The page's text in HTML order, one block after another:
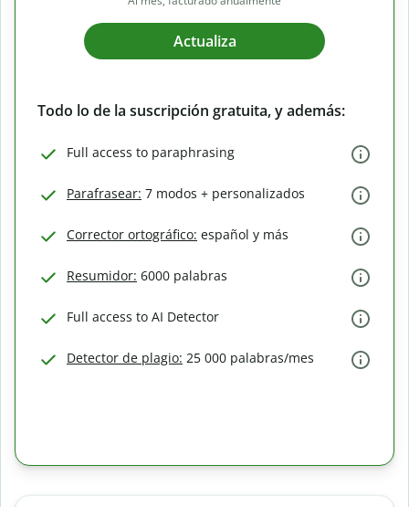
Actualiza
Todo lo de la suscripción gratuita, y además:
Full access to paraphrasing
Parafrasear: 7 modos + personalizados
Corrector ortográfico: español y más
Resumidor: 6000 palabras
Full access to AI Detector
Detector de plagio: 25 000 palabras/mes